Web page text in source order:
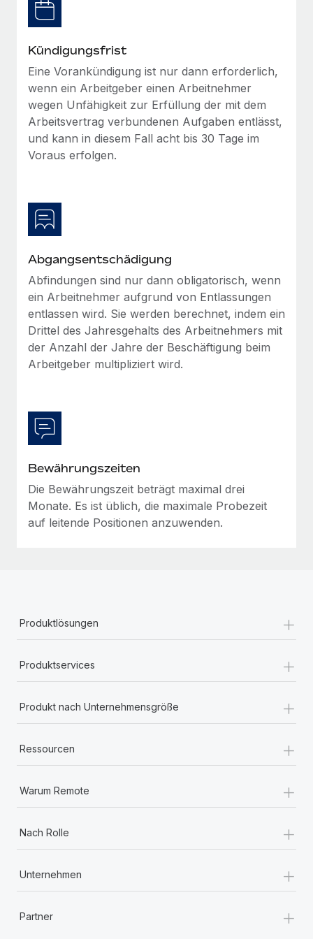
Niederlassungen
Mühelose Relocation von Mitarbeiter:innen
Benefits
Mühelose Verwaltung von Benefits
Management und Payroll
Reverse Tech auf einen Blick Das Gesundheits- und
Wellness-Startup Reverse Tech hat das globale...
Mehr erfahren
Den Blog erkunden
BLOG
Neues zu Remote-Produkten: Integration mit
Gusto und Zero und Contractor Management
Plus
Auch im neuen Jahr wollen wir bei Remote Unternehmen
aller Größen dabei unterstützen, die beste...
Wie Phiture 55 Mitarbeiter:innen in 19 Ländern
mit Remote verwaltet
Phiture ist der unumstrittene Marktführer im Bereich der
Wachstumsberatung für mobile Apps. Das...
Mehr erfahren
Kündigungsfrist
Eine Vorankündigung ist nur dann erforderlich,
wenn ein Arbeitgeber einen Arbeitnehmer
wegen Unfähigkeit zur Erfüllung der mit dem
Arbeitsvertrag verbundenen Aufgaben entlässt,
und kann in diesem Fall acht bis 30 Tage im
Voraus erfolgen.
Abgangsentschädigung
Abfindungen sind nur dann obligatorisch, wenn
ein Arbeitnehmer aufgrund von Entlassungen
entlassen wird. Sie werden berechnet, indem ein
Drittel des Jahresgehalts des Arbeitnehmers mit
der Anzahl der Jahre der Beschäftigung beim
Arbeitgeber multipliziert wird.
Bewährungszeiten
Die Bewährungszeit beträgt maximal drei
Monate. Es ist üblich, die maximale Probezeit
auf leitende Positionen anzuwenden.
Produktlösungen +
Produktservices +
Produkt nach Unternehmensgröße +
Ressourcen +
Warum Remote +
Nach Rolle +
Unternehmen +
Partner +